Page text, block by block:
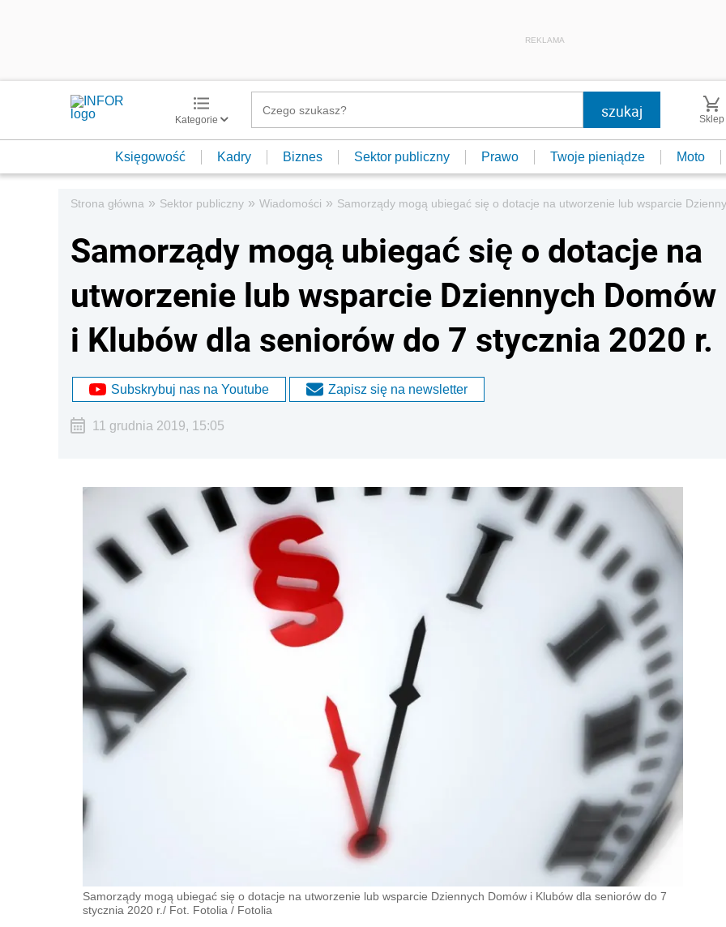
REKLAMA
Kategorie Sklep
Księgowość Kadry Biznes Sektor publiczny Prawo Twoje pieniądze Moto
Strona główna » Sektor publiczny » Wiadomości » Samorządy mogą ubiegać się o dotacje na utworzenie lub wsparcie
Samorządy mogą ubiegać się o dotacje na
utworzenie lub wsparcie Dziennych Domów
i Klubów dla seniorów do 7 stycznia 2020 r.
Subskrybuj nas na Youtube Zapisz się na newsletter
11 grudnia 2019, 15:05
Samorządy mogą ubiegać się o dotacje na utworzenie lub wsparcie Dziennych Domów i Klubów dla seniorów do 7
stycznia 2020 r./ Fot. Fotolia / Fotolia